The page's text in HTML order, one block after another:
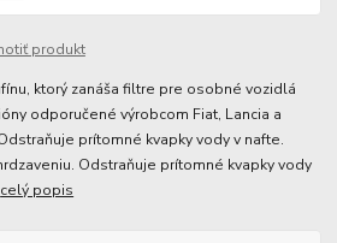
produkt
ktorý zanáša filtre pre osobné vozidlá
odporučené výrobcom Fiat, Lancia a
prítomné kvapky vody v nafte.
Odstraňuje prítomné kvapky vody
celý popis